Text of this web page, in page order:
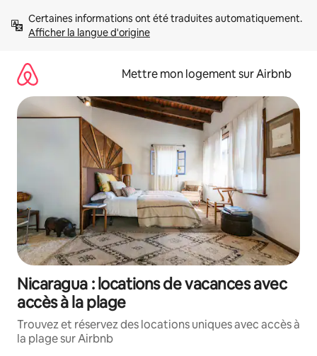
directement
Afficher la langue d'origine
Mettre mon logement sur Airbnb
Nicaragua : locations de vacances avec
accès à la plage
Trouvez et réservez des locations uniques avec accès à
la plage sur Airbnb